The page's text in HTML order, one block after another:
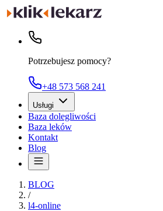
Potrzebujesz pomocy?
+48 573 568 241
Usługi
Baza dolegliwości
Baza leków
Kontakt
Blog
BLOG
/
l4-online